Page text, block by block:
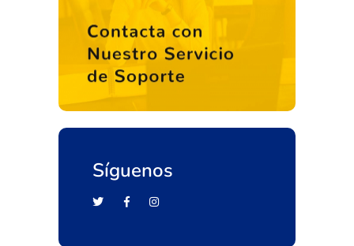
Síguenos